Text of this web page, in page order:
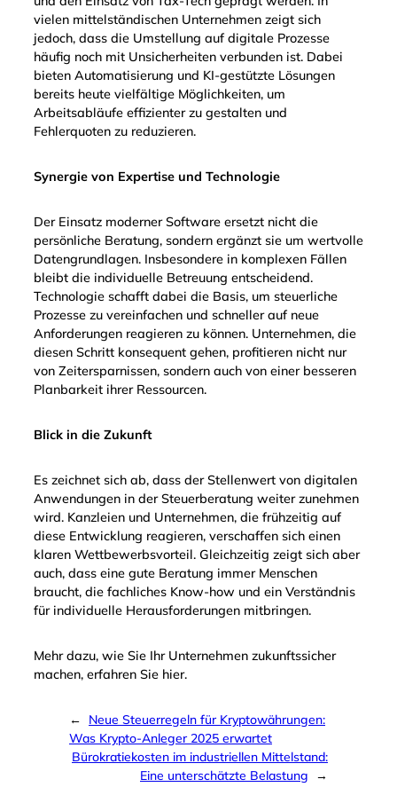
vielen mittelständischen Unternehmen zeigt sich
jedoch, dass die Umstellung auf digitale Prozesse
häufig noch mit Unsicherheiten verbunden ist. Dabei
bieten Automatisierung und KI-gestützte Lösungen
bereits heute vielfältige Möglichkeiten, um
Arbeitsabläufe effizienter zu gestalten und
Fehlerquoten zu reduzieren.
Synergie von Expertise und Technologie
Der Einsatz moderner Software ersetzt nicht die
persönliche Beratung, sondern ergänzt sie um wertvolle
Datengrundlagen. Insbesondere in komplexen Fällen
bleibt die individuelle Betreuung entscheidend.
Technologie schafft dabei die Basis, um steuerliche
Prozesse zu vereinfachen und schneller auf neue
Anforderungen reagieren zu können. Unternehmen, die
diesen Schritt konsequent gehen, profitieren nicht nur
von Zeitersparnissen, sondern auch von einer besseren
Planbarkeit ihrer Ressourcen.
Blick in die Zukunft
Es zeichnet sich ab, dass der Stellenwert von digitalen
Anwendungen in der Steuerberatung weiter zunehmen
wird. Kanzleien und Unternehmen, die frühzeitig auf
diese Entwicklung reagieren, verschaffen sich einen
klaren Wettbewerbsvorteil. Gleichzeitig zeigt sich aber
auch, dass eine gute Beratung immer Menschen
braucht, die fachliches Know-how und ein Verständnis
für individuelle Herausforderungen mitbringen.
Mehr dazu, wie Sie Ihr Unternehmen zukunftssicher
machen, erfahren Sie hier.
←
Neue Steuerregeln für Kryptowährungen:
Was Krypto-Anleger 2025 erwartet
Bürokratiekosten im industriellen Mittelstand:
Eine unterschätzte Belastung
→